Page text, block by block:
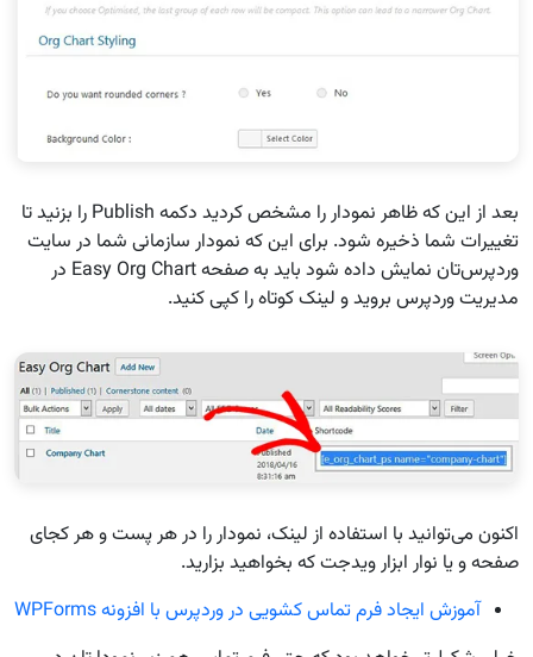
بعد از این که ظاهر نمودار را مشخص کردید دکمه Publish را بزنید تا
تغییرات شما ذخیره شود. برای این که نمودار سازمانی شما در سایت
وردپرس‌تان نمایش داده شود باید به صفحه Easy Org Chart در
مدیریت وردپرس بروید و لینک کوتاه را کپی کنید.
اکنون می‌توانید با استفاده از لینک، نمودار را در هر پست و هر کجای
صفحه و یا نوار ابزار ویدجت که بخواهید بزارید.
آموزش ایجاد فرم تماس کشویی در وردپرس با افزونه WPForms